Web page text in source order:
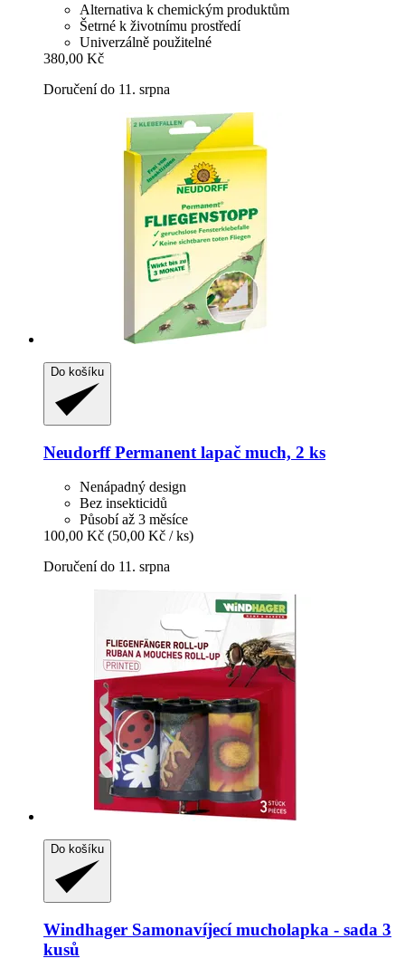
Alternativa k chemickým produktům
Šetrné k životnímu prostředí
Univerzálně použitelné
380,00 Kč
Doručení do 11. srpna
Do košíku
NeudorffPermanent lapač much, 2 ks
Nenápadný design
Bez insekticidů
Působí až 3 měsíce
100,00 Kč (50,00 Kč / ks)
Doručení do 11. srpna
Do košíku
Windhager Samonavíjecí mucholapka -​ sada 3
kusů